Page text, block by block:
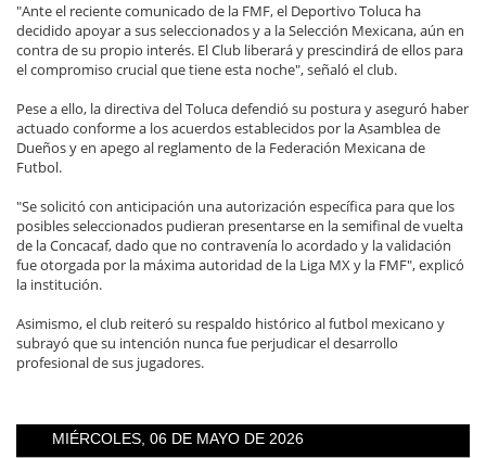
"Ante el reciente comunicado de la FMF, el Deportivo Toluca ha
decidido apoyar a sus seleccionados y a la Selección Mexicana, aún en
contra de su propio interés. El Club liberará y prescindirá de ellos para
el compromiso crucial que tiene esta noche", señaló el club.
Pese a ello, la directiva del Toluca defendió su postura y aseguró haber
actuado conforme a los acuerdos establecidos por la Asamblea de
Dueños y en apego al reglamento de la Federación Mexicana de
Futbol.
"Se solicitó con anticipación una autorización específica para que los
posibles seleccionados pudieran presentarse en la semifinal de vuelta
de la Concacaf, dado que no contravenía lo acordado y la validación
fue otorgada por la máxima autoridad de la Liga MX y la FMF", explicó
la institución.
Asimismo, el club reiteró su respaldo histórico al futbol mexicano y
subrayó que su intención nunca fue perjudicar el desarrollo
profesional de sus jugadores.
MIÉRCOLES, 06 DE MAYO DE 2026